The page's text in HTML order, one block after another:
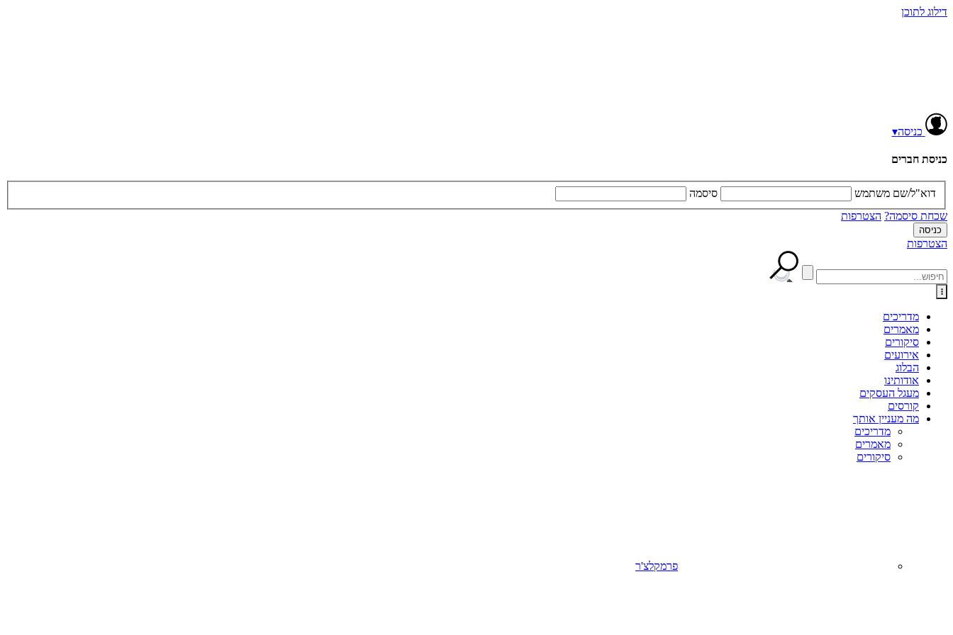
דילוג לתוכן
כניסה▾
כניסת חברים
דוא"ל/שם משתמש
סיסמה
שכחת סיסמה? הצטרפות
הצטרפות
מדריכים
מאמרים
סיקורים
אירועים
הבלוג
אודותינו
מעגל העסקים
קורסים
מה מעניין אותך
מדריכים
מאמרים
סיקורים
פרמקלצ'ר